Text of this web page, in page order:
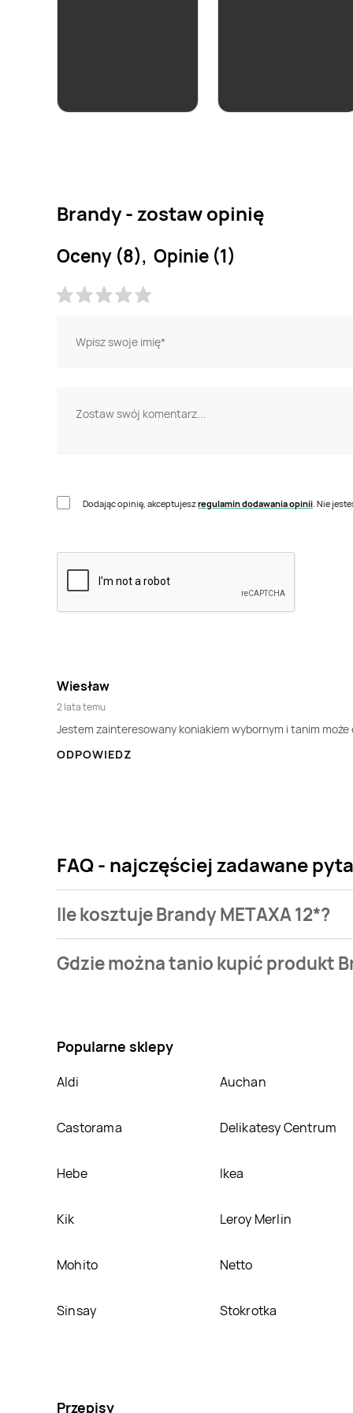
Brandy - zostaw opinię
Oceny (8), Opinie (1)
Dodając opinię, akceptujeszregulamin dodawania opinii. Nie
Wiesław
2 lata temu
Jestem zainteresowany koniakiem wybornym i tanim może
ODPOWIEDZ
FAQ - najczęściej zadawane
Ile kosztuje Brandy METAXA 12*?
mamy w naszej bazie jest z sieci POLOmarket.
Gdzie można tanio kupić produkt
Popularne sklepy
Aldi Auchan
Castorama Delikatesy Centrum
Hebe Ikea
Kik Leroy Merlin
Mohito Netto
Sinsay Stokrotka
Przepisy